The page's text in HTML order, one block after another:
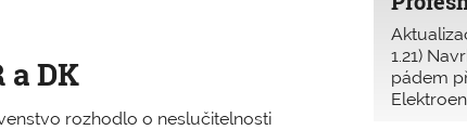
DK
rozhodlo o neslučitelnosti
1.21)
pádem